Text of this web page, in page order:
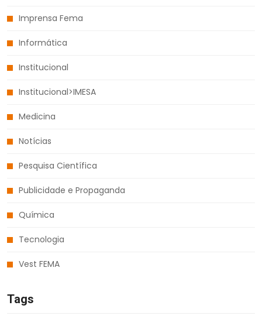
Imprensa Fema
Informática
Institucional
Institucional>IMESA
Medicina
Notícias
Pesquisa Científica
Publicidade e Propaganda
Química
Tecnologia
Vest FEMA
Tags